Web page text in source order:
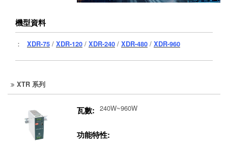
機型資料
： XDR-75 / XDR-120 / XDR-240 / XDR-480 / XDR-960
XTR 系列
瓦數: 240W~960W
功能特性: